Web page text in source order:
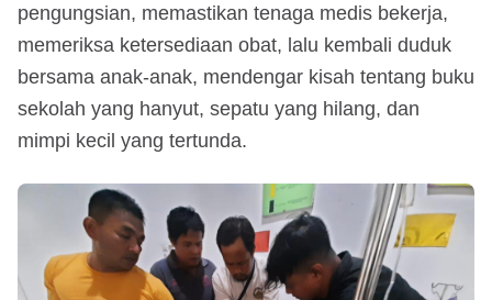
pengungsian, memastikan tenaga medis bekerja,
memeriksa ketersediaan obat, lalu kembali duduk
bersama anak-anak, mendengar kisah tentang buku
sekolah yang hanyut, sepatu yang hilang, dan
mimpi kecil yang tertunda.